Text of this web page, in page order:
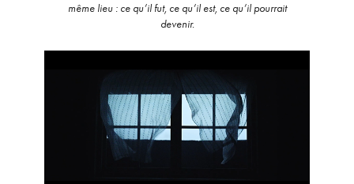
même lieu : ce qu’il fut, ce qu’il est, ce qu’il pourrait
devenir.